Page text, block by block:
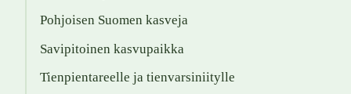
Pohjoisen Suomen kasveja
Savipitoinen kasvupaikka
Tienpientareelle ja tienvarsiniitylle